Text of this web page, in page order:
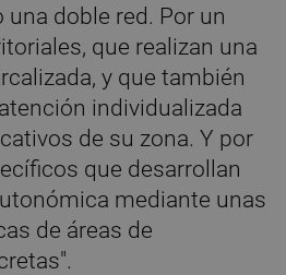
una doble red. Por un
que realizan una
y que también
individualizada
de su zona. Y por
que desarrollan
mediante unas
de áreas de